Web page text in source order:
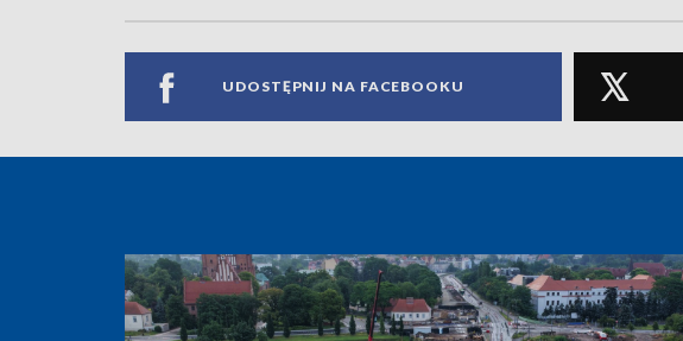
UDOSTĘPNIJ NA FACEBOOKU